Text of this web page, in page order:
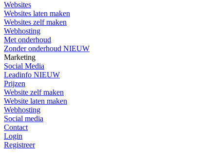
Websites
Websites laten maken
Websites zelf maken
Webhosting
Met onderhoud
Zonder onderhoud NIEUW
Marketing
Social Media
Leadinfo NIEUW
Prijzen
Website zelf maken
Website laten maken
Webhosting
Social media
Contact
Login
Registreer